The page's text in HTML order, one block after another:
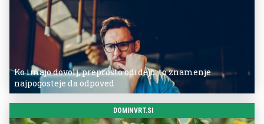
Ko imajo dovolj, preprosto odidejo: to znamenje
najpogosteje da odpoved
DOMINVRT.SI